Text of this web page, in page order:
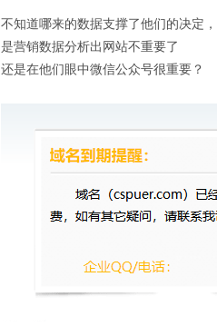
不知道哪来的数据支撑了他们的决定，
是营销数据分析出网站不重要了
还是在他们眼中微信公众号很重要？